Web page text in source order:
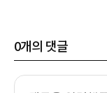
0개의 댓글